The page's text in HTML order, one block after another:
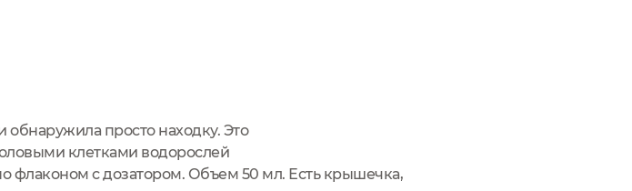
просто находку. Это
клетками водорослей
флаконом с дозатором. Объем 50 мл. Есть крышечка,